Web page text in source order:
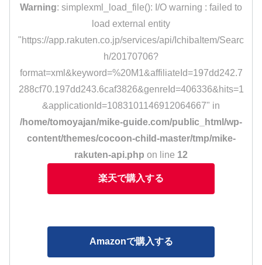
Warning: simplexml_load_file(): I/O warning : failed to
load external entity
"https://app.rakuten.co.jp/services/api/IchibaItem/Searc
h/20170706?
format=xml&keyword=%20M1&affiliateId=197dd242.7
288cf70.197dd243.6caf3826&genreId=406336&hits=1
&applicationId=1083101146912064667" in
/home/tomoyajan/mike-guide.com/public_html/wp-
content/themes/cocoon-child-master/tmp/mike-
rakuten-api.php on line 12
楽天で購入する
Amazonで購入する